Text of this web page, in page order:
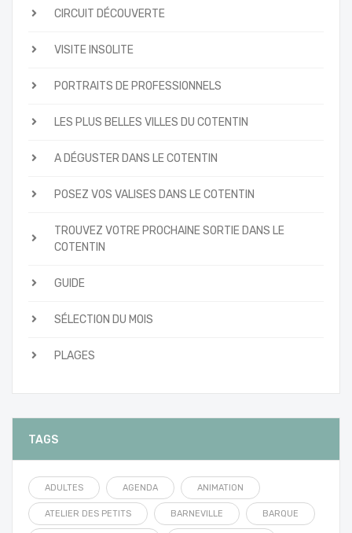
CIRCUIT DÉCOUVERTE
VISITE INSOLITE
PORTRAITS DE PROFESSIONNELS
LES PLUS BELLES VILLES DU COTENTIN
A DÉGUSTER DANS LE COTENTIN
POSEZ VOS VALISES DANS LE COTENTIN
TROUVEZ VOTRE PROCHAINE SORTIE DANS LE
COTENTIN
GUIDE
SÉLECTION DU MOIS
PLAGES
TAGS
ADULTES AGENDA ANIMATION
ATELIER DES PETITS BARNEVILLE BARQUE